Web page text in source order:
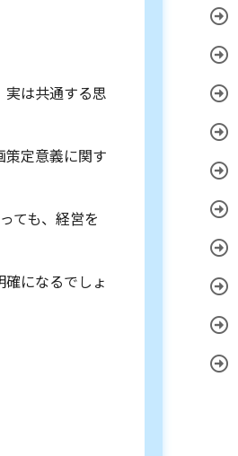
は共通する思
策定意義に関す
ても、経営を
になるでしょ